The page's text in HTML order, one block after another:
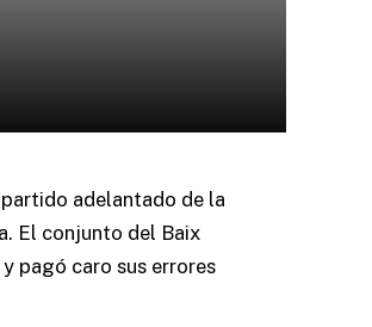
adelantado de la
El conjunto del Baix
pagó caro sus errores